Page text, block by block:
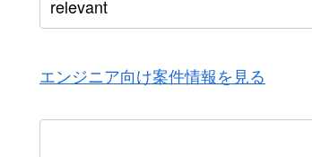
エンジニア向け案件情報を見る